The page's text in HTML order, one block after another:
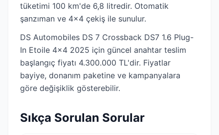
tüketimi 100 km'de 6,8 litredir. Otomatik
şanzıman ve 4x4 çekiş ile sunulur.
DS Automobiles DS 7 Crossback DS7 1.6 Plug-
In Etoile 4x4 2025 için güncel anahtar teslim
başlangıç fiyatı 4.300.000 TL'dir. Fiyatlar
bayiye, donanım paketine ve kampanyalara
göre değişiklik gösterebilir.
Sıkça Sorulan Sorular